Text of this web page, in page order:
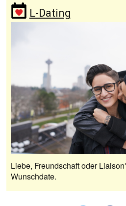
L-Dating
Liebe, Freundschaft oder
Wunschdate.